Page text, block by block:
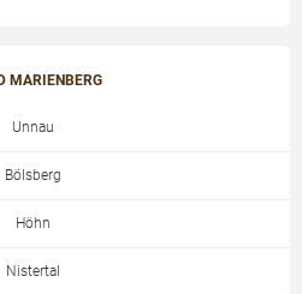
MARIENBERG
Unnau
Bölsberg
Höhn
Nistertal